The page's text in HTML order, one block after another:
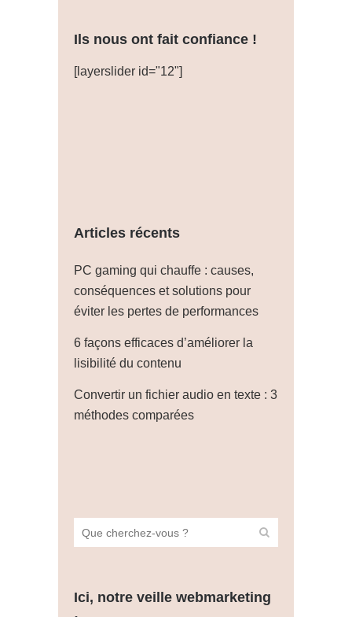
Ils nous ont fait confiance !
[layerslider id="12"]
Articles récents
PC gaming qui chauffe : causes,
conséquences et solutions pour
éviter les pertes de performances
6 façons efficaces d’améliorer la
lisibilité du contenu
Convertir un fichier audio en texte : 3
méthodes comparées
Ici, notre veille webmarketing